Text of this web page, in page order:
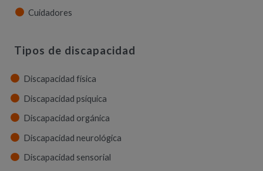
Cuidadores
Tipos de discapacidad
Discapacidad física
Discapacidad psíquica
Discapacidad orgánica
Discapacidad neurológica
Discapacidad sensorial